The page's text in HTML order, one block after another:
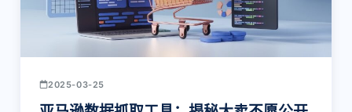
2025-03-25